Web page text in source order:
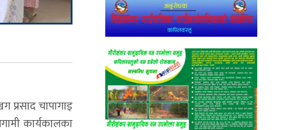
प्रसाद चापागाइ
कार्यकालका